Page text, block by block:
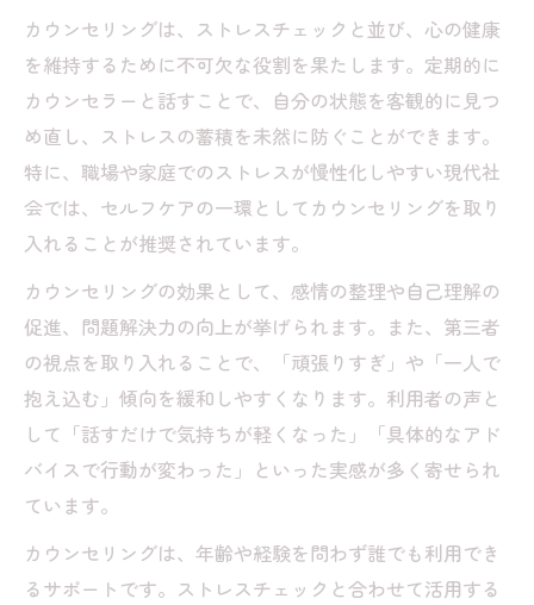
カウンセリングは、ストレスチェックと並び、心の健康
を維持するために不可欠な役割を果たします。定期的に
カウンセラーと話すことで、自分の状態を客観的に見つ
め直し、ストレスの蓄積を未然に防ぐことができます。
特に、職場や家庭でのストレスが慢性化しやすい現代社
会では、セルフケアの一環としてカウンセリングを取り
入れることが推奨されています。
カウンセリングの効果として、感情の整理や自己理解の
促進、問題解決力の向上が挙げられます。また、第三者
の視点を取り入れることで、「頑張りすぎ」や「一人で
抱え込む」傾向を緩和しやすくなります。利用者の声と
して「話すだけで気持ちが軽くなった」「具体的なアド
バイスで行動が変わった」といった実感が多く寄せられ
ています。
カウンセリングは、年齢や経験を問わず誰でも利用でき
るサポートです。ストレスチェックと合わせて活用する